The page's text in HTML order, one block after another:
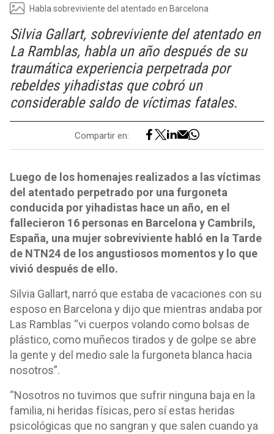
Habla sobreviviente del atentado en Barcelona
Silvia Gallart, sobreviviente del atentado en
La Ramblas, habla un año después de su
traumática experiencia perpetrada por
rebeldes yihadistas que cobró un
considerable saldo de víctimas fatales.
Compartir en:
Luego de los homenajes realizados a las víctimas
del atentado perpetrado por una furgoneta
conducida por yihadistas hace un año, en el
fallecieron 16 personas en Barcelona y Cambrils,
España, una mujer sobreviviente habló en la Tarde
de NTN24 de los angustiosos momentos y lo que
vivió después de ello.
Silvia Gallart, narró que estaba de vacaciones con su
esposo en Barcelona y dijo que mientras andaba por
Las Ramblas “vi cuerpos volando como bolsas de
plástico, como muñecos tirados y de golpe se abre
la gente y del medio sale la furgoneta blanca hacia
nosotros”.
“Nosotros no tuvimos que sufrir ninguna baja en la
familia, ni heridas físicas, pero sí estas heridas
psicológicas que no sangran y que salen cuando ya